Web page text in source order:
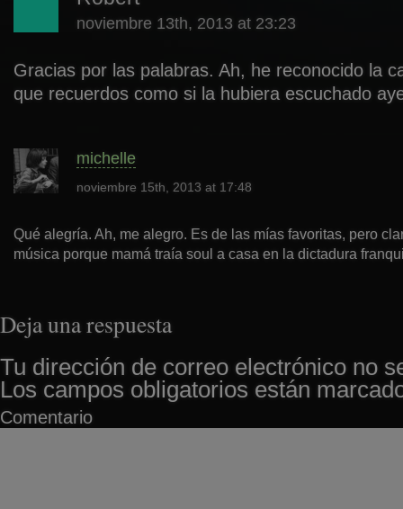
noviembre 13th, 2013 at 23:23
Gracias por las palabras. Ah, he reconocido la
que recuerdos como si la hubiera escuchado
michelle
noviembre 15th, 2013 at 17:48
Qué alegría. Ah, me alegro. Es de las mías favoritas, pero
música porque mamá traía soul a casa en la dictadura
Deja una respuesta
Tu dirección de correo electrónico no
Los campos obligatorios están
Comentario